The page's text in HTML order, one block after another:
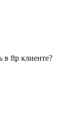
в ftp клиенте?